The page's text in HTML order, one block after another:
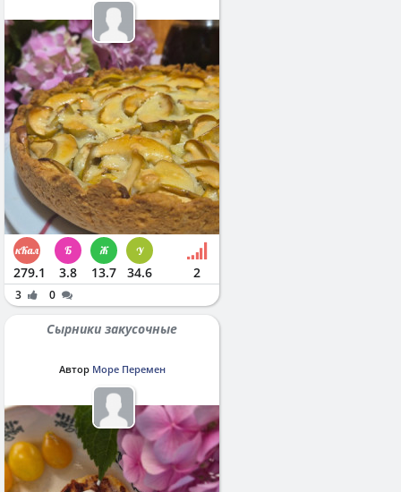
279.1 3.8 13.7 34.6 2
3 0
Сырники закусочные
Автор Море Перемен